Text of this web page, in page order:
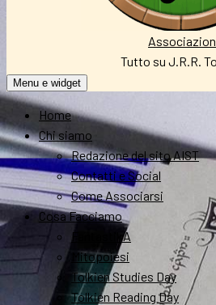
Tutto su J.R.R.
Menu e widget
Home
Chi siamo
Redazione del sito AIST
Contatti e Social
Come Associarsi
Cosa Facciamo
FantastikA
Mitopoiesi
Tolkien Studies Day
Tolkien Reading Day